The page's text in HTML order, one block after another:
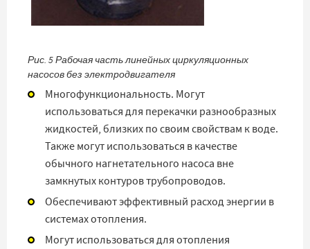
Рис. 5 Рабочая часть линейных циркуляционных
насосов без электродвигателя
Многофункциональность. Могут
использоваться для перекачки разнообразных
жидкостей, близких по своим свойствам к воде.
Также могут использоваться в качестве
обычного нагнетательного насоса вне
замкнутых контуров трубопроводов.
Обеспечивают эффективный расход энергии в
системах отопления.
Могут использоваться для отопления